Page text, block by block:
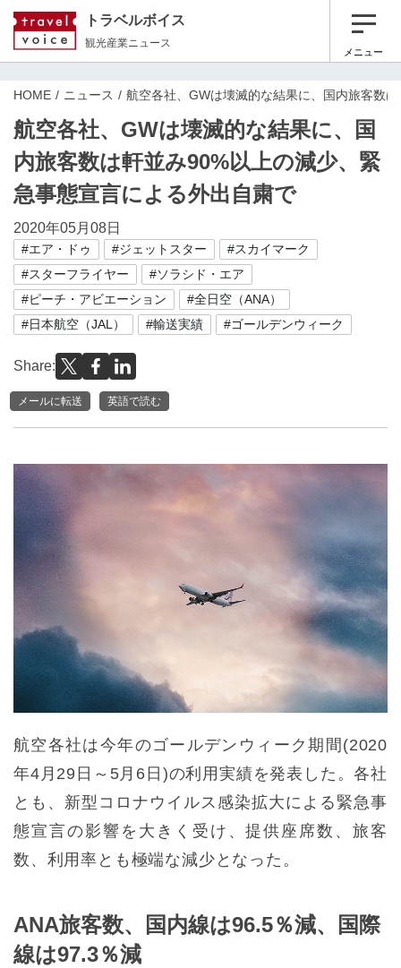
トラベルボイス
観光産業ニュース
メニュー
HOME ニュース 航空各社、GWは壊滅的な結果に、国内旅客数
航空各社、GWは壊滅的な結果に、国
内旅客数は軒並み90%以上の減少、緊
急事態宣言による外出自粛で
2020年05月08日
#エア・ドゥ #ジェットスター
#スカイマーク
#スターフライヤー
#ソラシド・エア
#ピーチ・アビエーション
#全日空（ANA）
#日本航空（JAL）
#輸送実績 #ゴールデンウィーク
Share:
メールに転送 英語で読む
航空各社は今年のゴールデンウィーク期間(2020
年4月29日～5月6日)の利用実績を発表した。各社
とも、新型コロナウイルス感染拡大による緊急事
態宣言の影響を大きく受け、提供座席数、旅客
数、利用率とも極端な減少となった。
ANA旅客数、国内線は96.5％減、国際
線は97.3％減